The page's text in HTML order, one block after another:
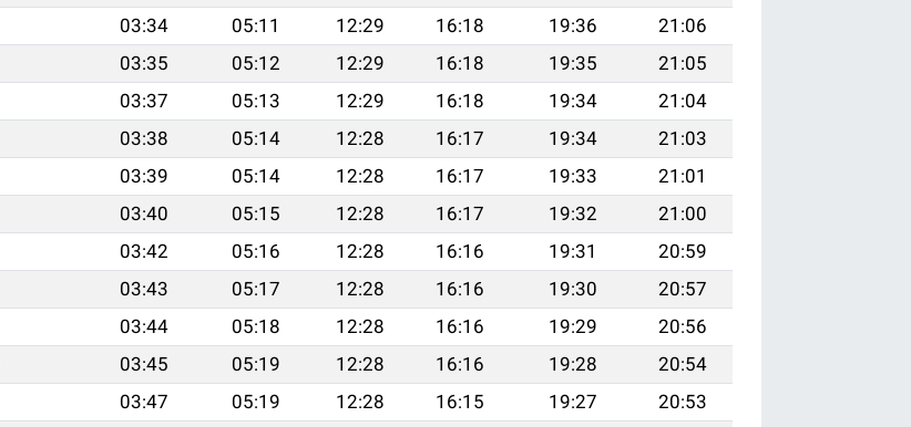
03:34 05:11 12:29 16:18 19:36
21:06
03:35 05:12 12:29 16:18 19:35
21:05
03:37 05:13 12:29 16:18 19:34
21:04
03:38 05:14 12:28 16:17 19:34
21:03
03:39 05:14 12:28 16:17 19:33
21:01
03:40 05:15 12:28 16:17 19:32
21:00
03:42 05:16 12:28 16:16 19:31
20:59
03:43 05:17 12:28 16:16 19:30
20:57
03:44 05:18 12:28 16:16 19:29
20:56
03:45 05:19 12:28 16:16 19:28
20:54
03:47 05:19 12:28 16:15 19:27
20:53